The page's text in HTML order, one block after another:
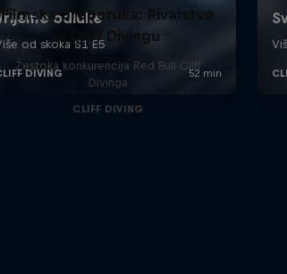
Filmska preporuka: Rivalstvo
u Cliff Divingu
Žestoka konkurencija Red Bull Cliff
Divinga
CLIFF DIVING